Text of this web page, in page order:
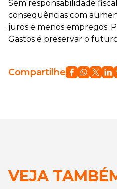
Sem responsabilidade
consequências com
juros e menos empregos.
Gastos é preservar o
Compartilhe
VEJA